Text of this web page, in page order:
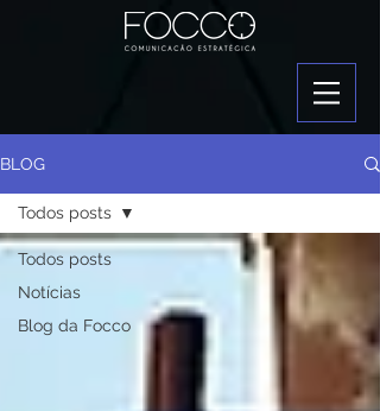
BLOG
Todos posts
Notícias
Blog da Focco
Todos posts